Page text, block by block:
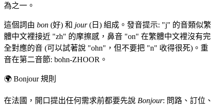
為之一。
這個詞由 bon (好) 和 jour(日) 組成。發音提示: "j" 的音類似繁
體中文裡接近 "zh" 的摩擦感，鼻音 "on" 在繁體中文裡沒有完
全對應的音 (可以試著說 "ohn"，但不要把 "n" 收得很死)。重
音在第二音節: bohn-ZHOOR。
🌍 Bonjour 規則
在法國，開口提出任何需求前都要先說 Bonjour: 問路、訂位、